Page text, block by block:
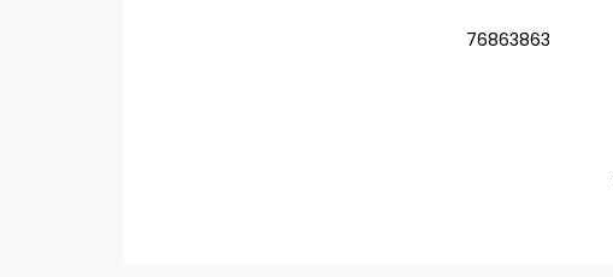
76863863